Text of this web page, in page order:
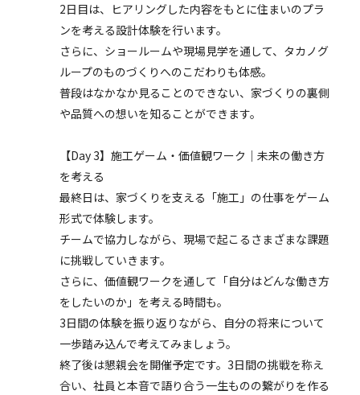
2日目は、ヒアリングした内容をもとに住まいのプラ
ンを考える設計体験を行います。
さらに、ショールームや現場見学を通して、タカノグ
ループのものづくりへのこだわりも体感。
普段はなかなか見ることのできない、家づくりの裏側
や品質への想いを知ることができます。
【Day 3】施工ゲーム・価値観ワーク｜未来の働き方
を考える
最終日は、家づくりを支える「施工」の仕事をゲーム
形式で体験します。
チームで協力しながら、現場で起こるさまざまな課題
に挑戦していきます。
さらに、価値観ワークを通して「自分はどんな働き方
をしたいのか」を考える時間も。
3日間の体験を振り返りながら、自分の将来について
一歩踏み込んで考えてみましょう。
終了後は懇親会を開催予定です。3日間の挑戦を称え
合い、社員と本音で語り合う一生ものの繋がりを作る